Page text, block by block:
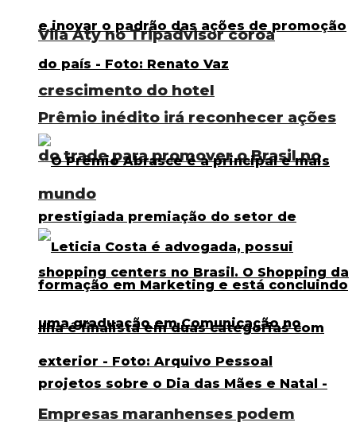
Prêmio inédito irá reconhecer ações
do trade para promover o Brasil no
mundo
Empresas maranhenses podem
Vila Aty no Tripadvisor coroa
crescimento do hotel